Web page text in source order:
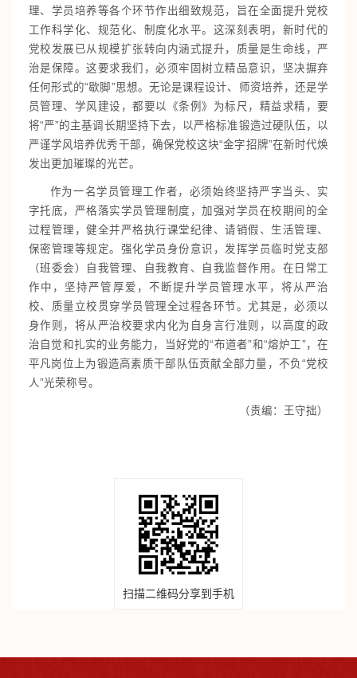
理、学员培养等各个环节作出细致规范，旨在全面提升党校
工作科学化、规范化、制度化水平。这深刻表明，新时代的
党校发展已从规模扩张转向内涵式提升，质量是生命线，严
治是保障。这要求我们，必须牢固树立精品意识，坚决摒弃
任何形式的“歇脚”思想。无论是课程设计、师资培养，还是学
员管理、学风建设，都要以《条例》为标尺，精益求精，要
将“严”的主基调长期坚持下去，以严格标准锻造过硬队伍，以
严谨学风培养优秀干部，确保党校这块“金字招牌”在新时代焕
发出更加璀璨的光芒。
作为一名学员管理工作者，必须始终坚持严字当头、实
字托底，严格落实学员管理制度，加强对学员在校期间的全
过程管理，健全并严格执行课堂纪律、请销假、生活管理、
保密管理等规定。强化学员身份意识，发挥学员临时党支部
（班委会）自我管理、自我教育、自我监督作用。在日常工
作中，坚持严管厚爱，不断提升学员管理水平，将从严治
校、质量立校贯穿学员管理全过程各环节。尤其是，必须以
身作则，将从严治校要求内化为自身言行准则，以高度的政
治自觉和扎实的业务能力，当好党的“布道者”和“熔炉工”，在
平凡岗位上为锻造高素质干部队伍贡献全部力量，不负“党校
人”光荣称号。
（责编：王守拙）
扫描二维码分享到手机